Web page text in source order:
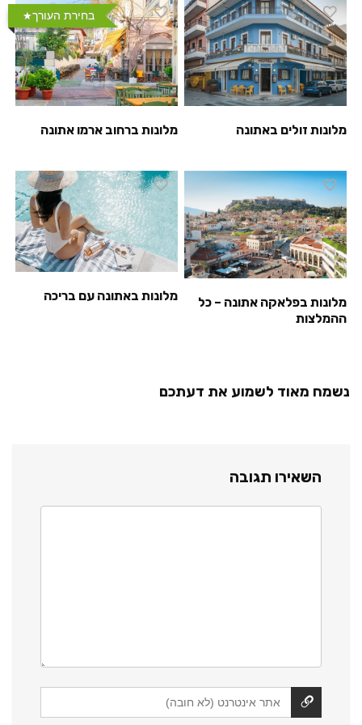
מלונות זולים באתונה
בחירת העורך
מלונות ברחוב ארמו אתונה
מלונות בפלאקה אתונה – כל
ההמלצות
מלונות באתונה עם בריכה
נשמח מאוד לשמוע את דעתכם
השאירו תגובה